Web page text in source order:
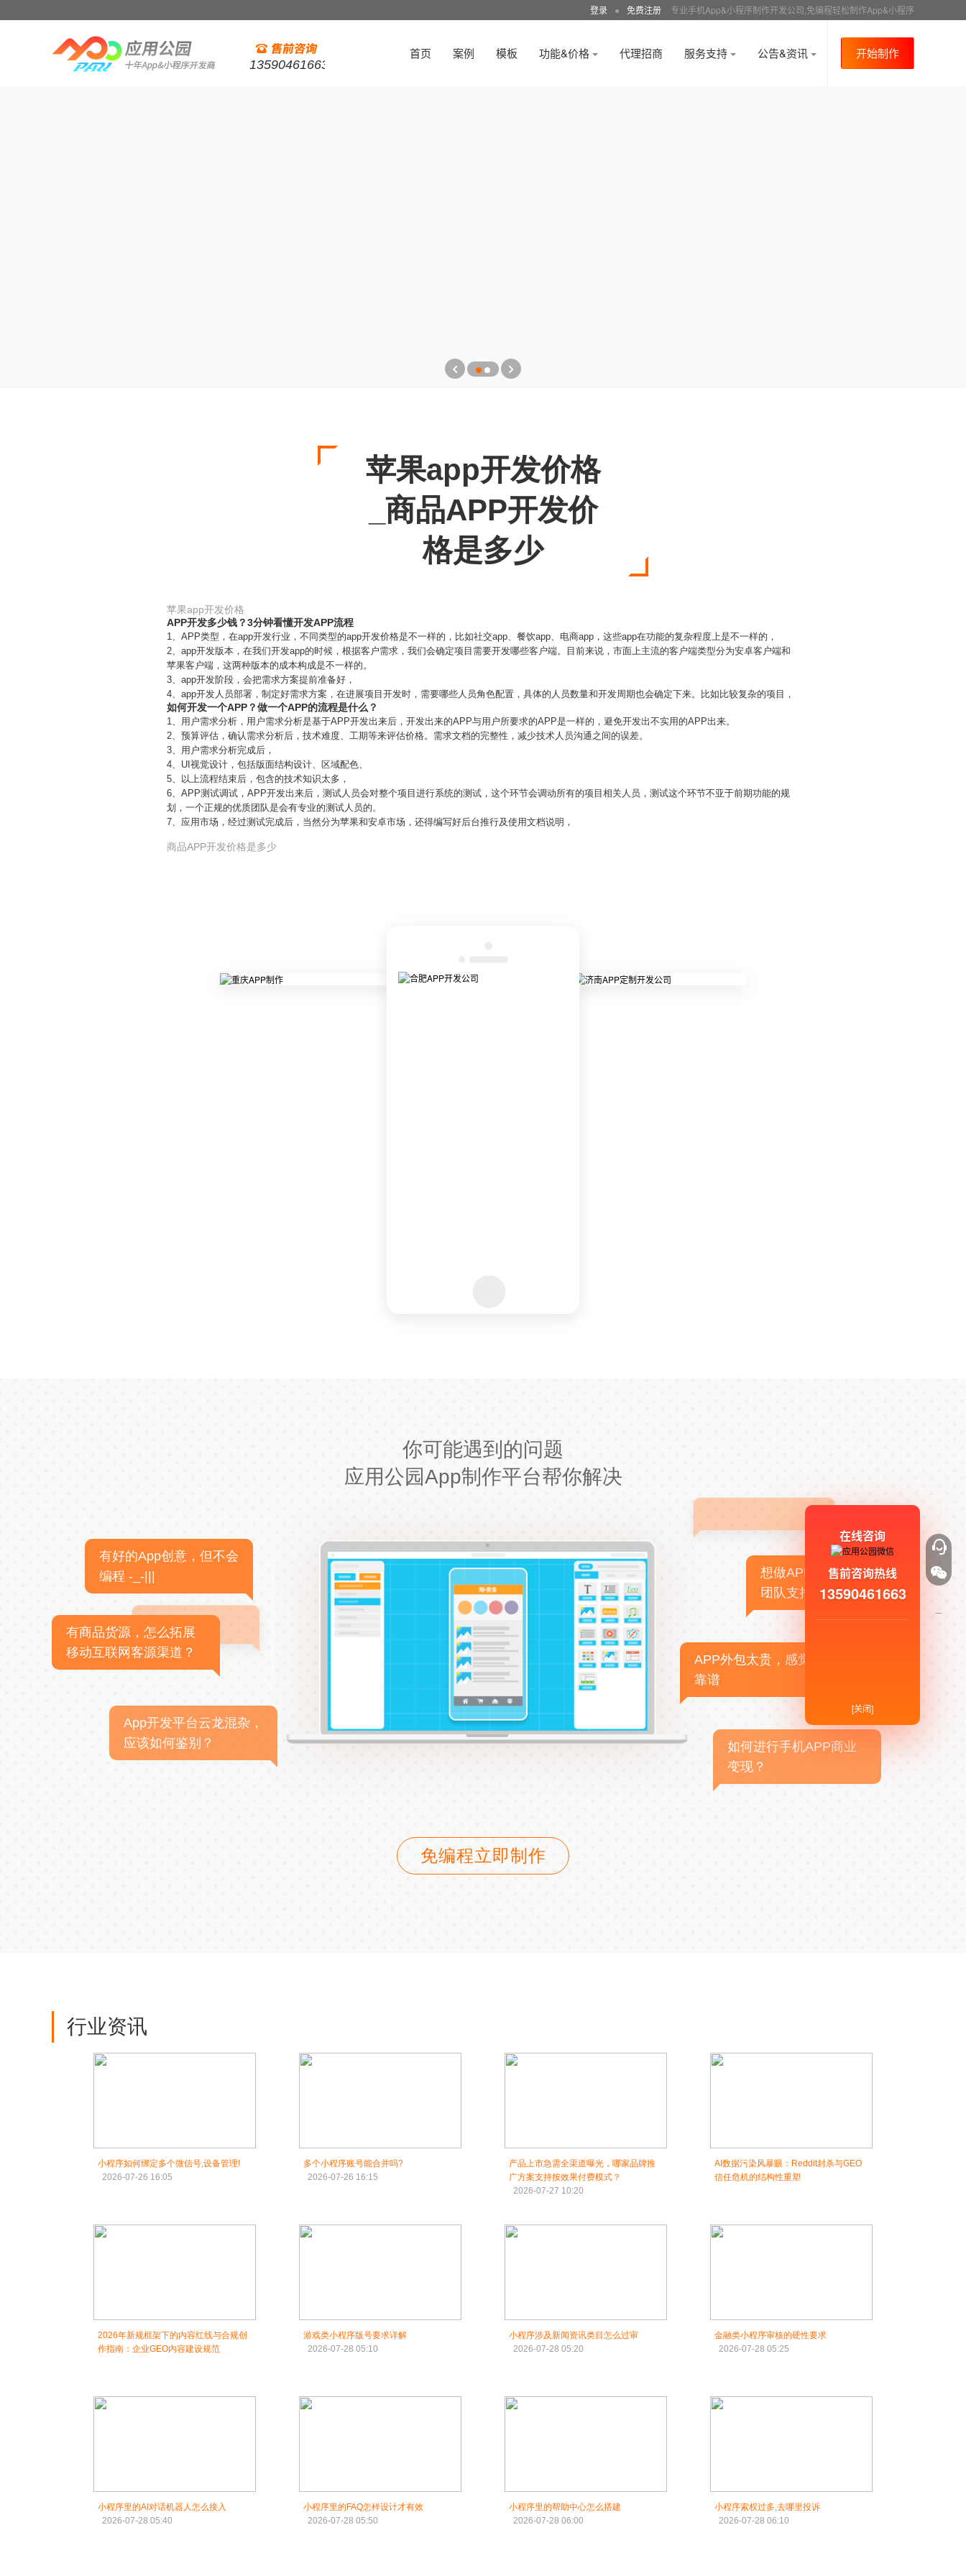
登录 ● 免费注册 专业手机App&小程序制作开发公司,免编程轻松制作App&小程序
13590461663
首页 案例 模板 功能&价格 代理招商 服务支持 公告&资讯 开始制作
苹果app开发价格
_商品APP开发价
格是多少
苹果app开发价格
APP开发多少钱？3分钟看懂开发APP流程
1、APP类型，在app开发行业，不同类型的app开发价格是不一样的，比如社交app、餐饮app、电商app，这些app在功能的复杂程度上是不一样的，
2、app开发版本，在我们开发app的时候，根据客户需求，我们会确定项目需要开发哪些客户端。目前来说，市面上主流的客户端类型分为安卓客户端和
苹果客户端，这两种版本的成本构成是不一样的。
3、app开发阶段，会把需求方案提前准备好，
4、app开发人员部署，制定好需求方案，在进展项目开发时，需要哪些人员角色配置，具体的人员数量和开发周期也会确定下来。比如比较复杂的项目，
如何开发一个APP？做一个APP的流程是什么？
1、用户需求分析，用户需求分析是基于APP开发出来后，开发出来的APP与用户所要求的APP是一样的，避免开发出不实用的APP出来。
2、预算评估，确认需求分析后，技术难度、工期等来评估价格。需求文档的完整性，减少技术人员沟通之间的误差。
3、用户需求分析完成后，
4、UI视觉设计，包括版面结构设计、区域配色、
5、以上流程结束后，包含的技术知识太多，
6、APP测试调试，APP开发出来后，测试人员会对整个项目进行系统的测试，这个环节会调动所有的项目相关人员，测试这个环节不亚于前期功能的规
划，一个正规的优质团队是会有专业的测试人员的。
7、应用市场，经过测试完成后，当然分为苹果和安卓市场，还得编写好后台推行及使用文档说明，
商品APP开发价格是多少
你可能遇到的问题
应用公园App制作平台帮你解决
有好的App创意，但不会
编程 -_-|||
有商品货源，怎么拓展
移动互联网客源渠道？
App开发平台云龙混杂，
应该如何鉴别？
想做APP，但没有技术
团队支持
APP外包太贵，感觉不
靠谱
如何进行手机APP商业
变现？
免编程立即制作
行业资讯
小程序如何绑定多个微信号,设备管理!
2026-07-26 16:05
多个小程序账号能合并吗?
2026-07-26 16:15
产品上市急需全渠道曝光，哪家品牌推
广方案支持按效果付费模式？
2026-07-27 10:20
AI数据污染风暴眼：Reddit封杀与GEO
信任危机的结构性重塑
2026年新规框架下的内容红线与合规创
作指南：企业GEO内容建设规范
游戏类小程序版号要求详解
2026-07-28 05:10
小程序涉及新闻资讯类目怎么过审
2026-07-28 05:20
金融类小程序审核的硬性要求
2026-07-28 05:25
小程序里的AI对话机器人怎么接入
2026-07-28 05:40
小程序里的FAQ怎样设计才有效
2026-07-28 05:50
小程序里的帮助中心怎么搭建
2026-07-28 06:00
小程序索权过多,去哪里投诉
2026-07-28 06:10
在线咨询
售前咨询热线
13590461663
[关闭]